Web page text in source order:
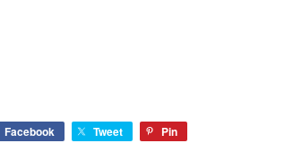
Facebook Tweet Pin